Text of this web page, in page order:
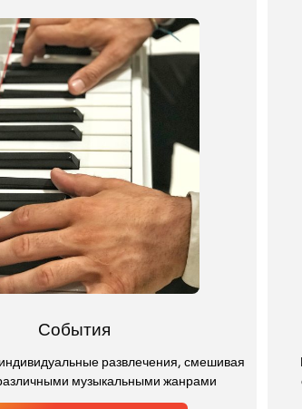
События
развлечения, смешивая
музыкальными жанрами